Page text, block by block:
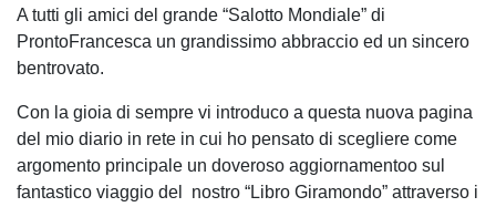
A tutti gli amici del grande “Salotto Mondiale” di
ProntoFrancesca un grandissimo abbraccio ed un sincero
bentrovato.
Con la gioia di sempre vi introduco a questa nuova pagina
del mio diario in rete in cui ho pensato di scegliere come
argomento principale un doveroso aggiornamentoo sul
fantastico viaggio del nostro “Libro Giramondo” attraverso i